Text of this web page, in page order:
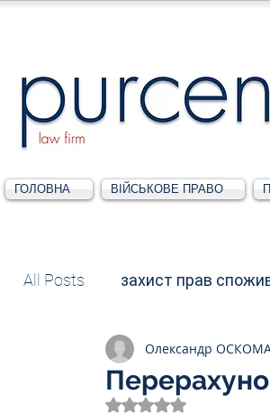
ГОЛОВНА ВІЙСЬКОВЕ ПРАВО
All Posts захист прав
Податкове Олександр
Оцінка: NaN з 5